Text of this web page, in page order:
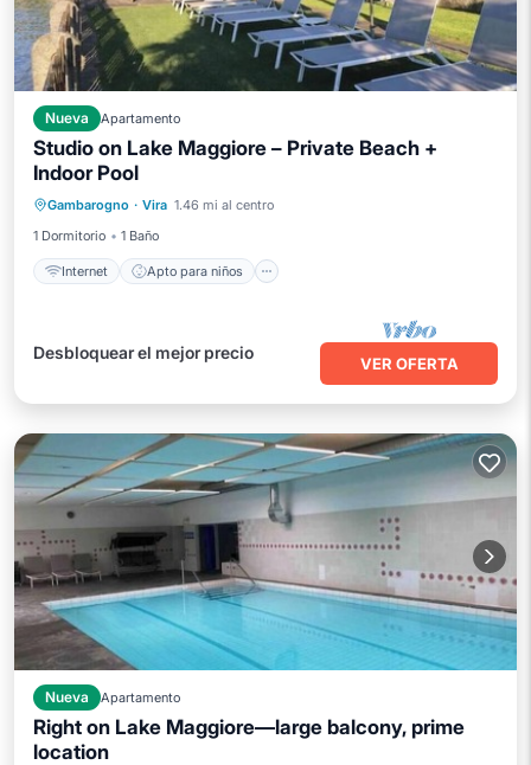
Nueva Apartamento
Studio on Lake Maggiore – Private Beach +
Indoor Pool
Gambarogno · Vira 1.46 mi al centro
1 Dormitorio
1 Baño
Internet Apto para niños
Internet
Ropa de cama
Desbloquear el mejor precio
VER OFERTA
Nueva Apartamento
Right on Lake Maggiore—large balcony, prime
location